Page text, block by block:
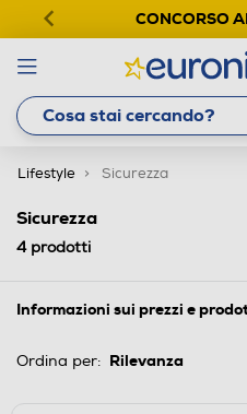
CONCORSO
Lifestyle Sicurezza
Sicurezza
4prodotti
Informazioni sui prezzi e
Ordina per: